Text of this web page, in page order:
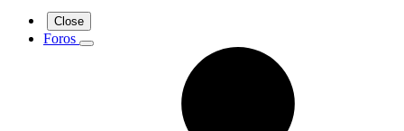
Close
Foros